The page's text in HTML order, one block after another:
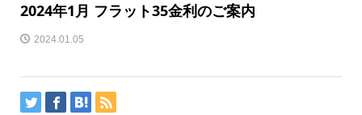
2024年1月 フラット35金利のご案内
2024.01.05